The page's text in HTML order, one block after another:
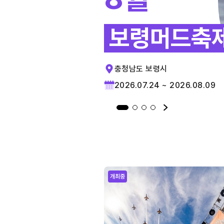
보령머드축
충청남도 보령시
2026.07.24 ~ 2026.08.09
개최중